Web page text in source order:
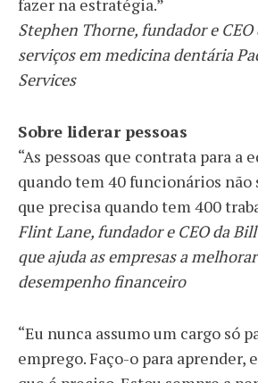
fazer na estratégia.”
Stephen Thorne, fundador e CEO
serviços em medicina dentária
Services
Sobre liderar pessoas
“As pessoas que contrata para a
quando tem 40 funcionários não
que precisa quando tem 400
Flint Lane, fundador e CEO da
que ajuda as empresas a
desempenho financeiro
“Eu nunca assumo um cargo só
emprego. Faço-o para aprender,